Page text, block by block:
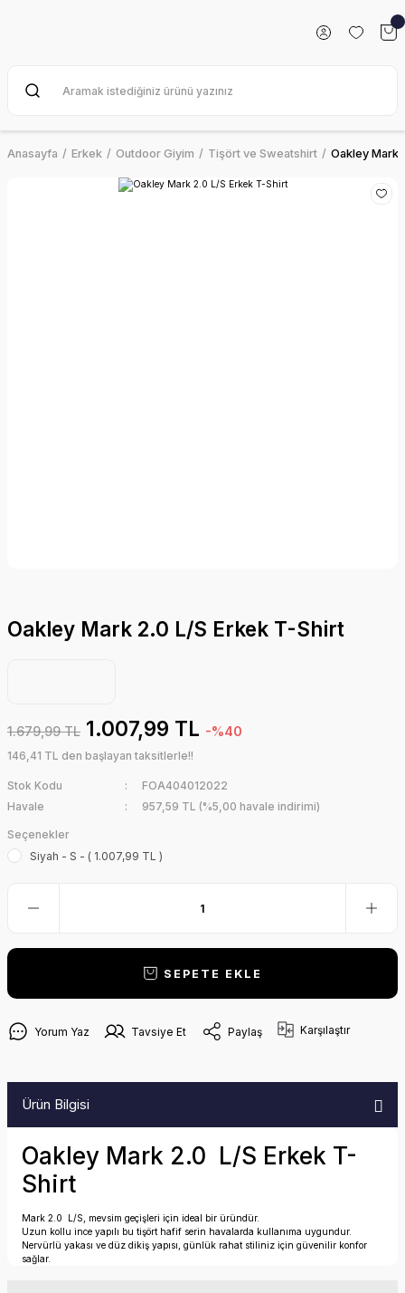
Anasayfa Erkek Outdoor Giyim Tişört ve Sweatshirt Oakley Mark
Oakley Mark 2.0 L/S Erkek T-Shirt
1.679,99 TL 1.007,99 TL -%40
146,41 TL den başlayan taksitlerle!!
Stok Kodu
FOA404012022
Havale
957,59 TL (%5,00 havale indirimi)
Seçenekler
Siyah - S - ( 1.007,99 TL )
SEPETE EKLE
Yorum Yaz Tavsiye Et Paylaş Karşılaştır
Ürün Bilgisi
Oakley Mark 2.0 L/S Erkek T-
Shirt
Mark 2.0 L/S, mevsim geçişleri için ideal bir üründür.
Uzun kollu ince yapılı bu tişört hafif serin havalarda kullanıma uygundur.
Nervürlü yakası ve düz dikiş yapısı, günlük rahat stiliniz için güvenilir konfor
sağlar.